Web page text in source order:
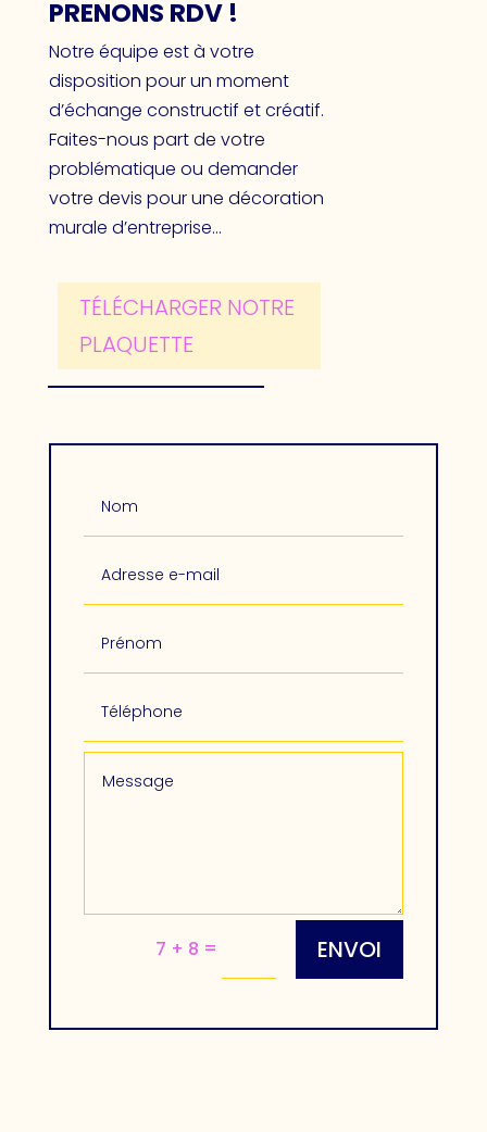
PRENONS RDV !
Notre équipe est à votre
disposition pour un moment
d’échange constructif et créatif.
Faites-nous part de votre
problématique ou demander
votre devis pour une décoration
murale d’entreprise…
TÉLÉCHARGER NOTRE
PLAQUETTE
7 + 8 = ENVOI